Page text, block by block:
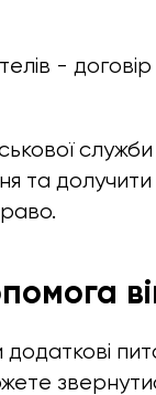
-
та долучити